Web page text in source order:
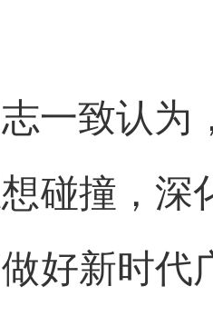
一致认为
碰撞，深
好新时代